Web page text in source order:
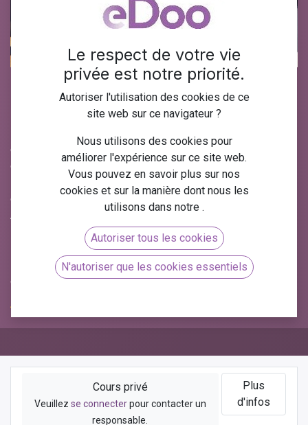
Formation Odoo gestion des
stocks
entreprise, permettant d'optimiser la chaîne logistique et de
garantir une disponibilité sans faille des produits. Avec
Odoo gestion des stocks, vous disposez d'une solution
complète pour gérer efficacement votre inventaire. Chez
Arkeup, nous vous proposons uneformation gratuite en
ligne sur la gestion des stocks Odoo, incluant des
ressources au format PDF, vous permettant d'acquérir
les compétences nécessaires pour optimiser vos
opérations logistiques.
Cours privé
Veuillez se connecterpour contacter un
responsable.
Plus
d'infos
Le respect de votre vie
privée est notre priorité.
Autoriser l'utilisation des cookies de ce
site web sur ce navigateur ?
Nous utilisons des cookies pour
améliorer l'expérience sur ce site web.
Vous pouvez en savoir plus sur nos
cookies et sur la manière dont nous les
utilisons dans notre .
Autoriser tous les cookies
N'autoriser que les cookies essentiels